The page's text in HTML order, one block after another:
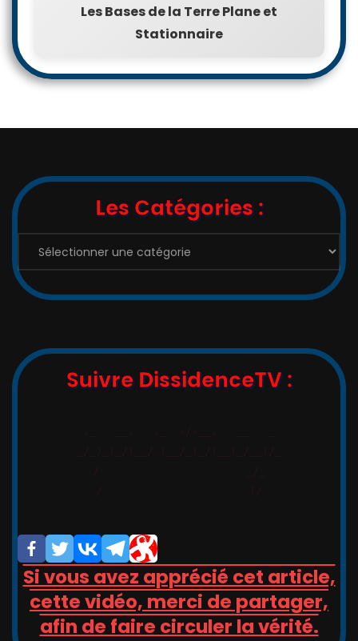
Les Bases de la Terre Plane et
Stationnaire
Les Catégories :
Catégories
Suivre DissidenceTV :
Si vous avez apprécié cet article,
cette vidéo, merci de partager,
afin de faire circuler la vérité.